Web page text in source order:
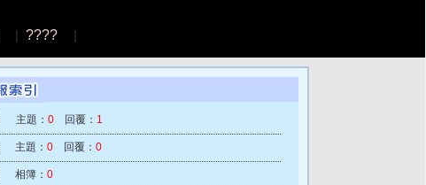
| ???? |
主題： 0 回覆： 1
主題： 0 回覆： 0
相簿： 0